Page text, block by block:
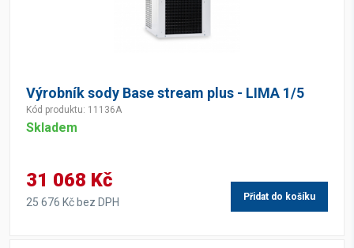
Výrobník sody Base stream plus - LIMA 1/5
Kód produktu: 11136A
Skladem
31 068 Kč
25 676 Kč bez DPH Přidat do košíku